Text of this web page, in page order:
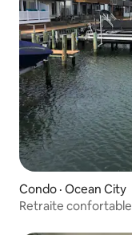
Condo · Ocean City
Retraite confortable